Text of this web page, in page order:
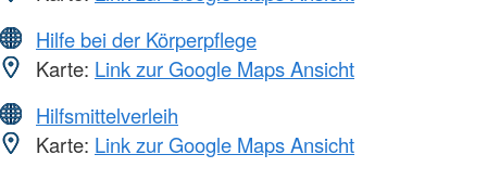
Hilfe bei der Körperpflege
Karte: Link zur Google Maps Ansicht
Hilfsmittelverleih
Karte: Link zur Google Maps Ansicht